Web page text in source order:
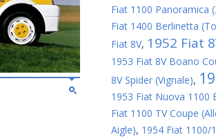
Fiat 1100 Panoramica
Fiat 1400 Berlinetta
Fiat 8V, 1952 Fiat
1953 Fiat 8V Boano
8V Spider (Vignale),
1953 Fiat Nuova 1100
Fiat 1100 TV Coupe
Aigle), 1954 Fiat 1100/